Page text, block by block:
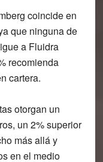
coincide en
que ninguna de
a Fluidra
recomienda
cartera.
otorgan un
un 2% superior
más allá y
en el medio